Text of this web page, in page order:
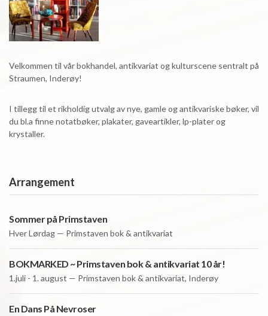
Velkommen til vår bokhandel, antikvariat og kulturscene sentralt på
Straumen, Inderøy!
I tillegg til et rikholdig utvalg av nye, gamle og antikvariske bøker, vil
du bl.a finne notatbøker, plakater, gaveartikler, lp-plater og
krystaller.
Arrangement
Sommer på Primstaven
HverLørdag — Primstaven bok & antikvariat
BOKMARKED ~ Primstaven bok & antikvariat 10 år!
1.juli - 1. august — Primstaven bok & antikvariat, Inderøy
En Dans På Nevroser